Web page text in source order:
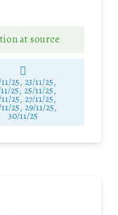
at source
25, 23/11/25,
25, 25/11/25,
25, 27/11/25,
25, 29/11/25,
30/11/25